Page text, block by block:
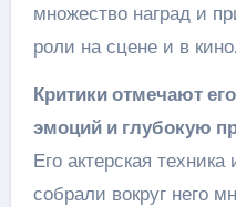
множество наград и
роли на сцене и в кино.
Критики отмечают
эмоций и глубокую
Его актерская
собрали вокруг него